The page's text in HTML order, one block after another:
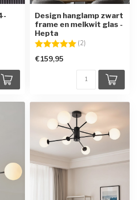
Design hanglamp zwart
frame en melkwit glas -
Hepta
Beoordeling: (2)
€159,95